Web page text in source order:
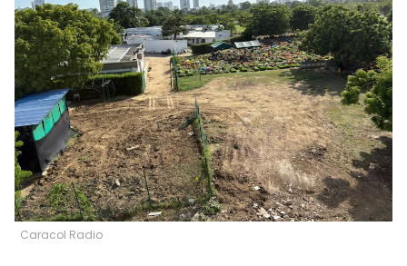
Caracol Radio